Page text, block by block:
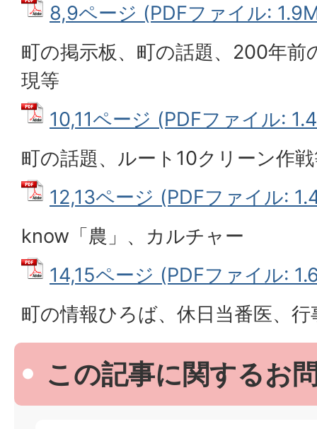
8,9ページ (PDFファイル:
町の掲示板、町の話題、200年前
現等
10,11ページ (PDFファイル:
町の話題、ルート10クリーン作
12,13ページ (PDFファイル:
know「農」、カルチャー
14,15ページ (PDFファイル:
町の情報ひろば、休日当番医、行
この記事に関するお